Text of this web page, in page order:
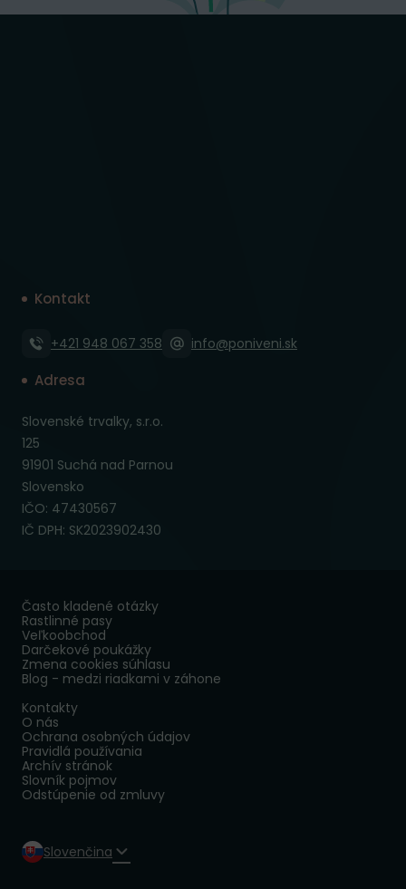
Kontakt
+421 948 067 358 info@poniveni.sk
Adresa
Slovenské trvalky, s.r.o.
125
91901 Suchá nad Parnou
Slovensko
IČO: 47430567
IČ DPH: SK2023902430
Často kladené otázky
Rastlinné pasy
Veľkoobchod
Darčekové poukážky
Zmena cookies súhlasu
Blog - medzi riadkami v záhone
Kontakty
O nás
Ochrana osobných údajov
Pravidlá používania
Archív stránok
Slovník pojmov
Odstúpenie od zmluvy
Slovenčina